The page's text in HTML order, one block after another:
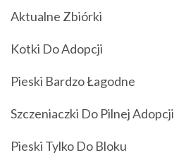
Aktualne Zbiórki
Kotki Do Adopcji
Pieski Bardzo Łagodne
Szczeniaczki Do Pilnej Adopcji
Pieski Tylko Do Bloku